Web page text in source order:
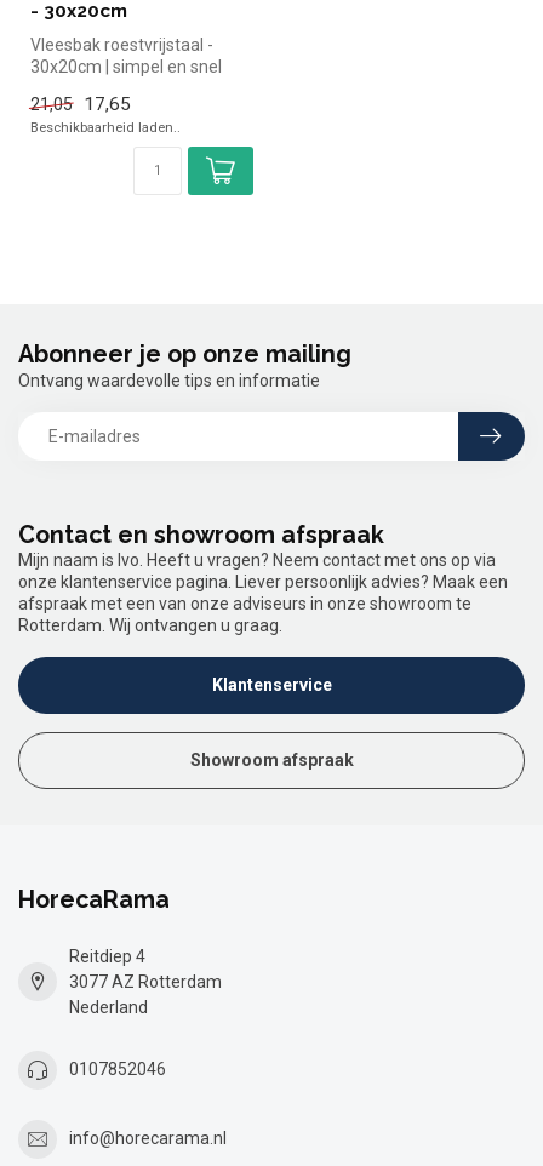
- 30x20cm
Vleesbak roestvrijstaal -
30x20cm | simpel en snel
Over...
21,05 17,65
Beschikbaarheid laden..
Contact en showroom afspraak
Mijn naam is Ivo. Heeft u vragen? Neem contact met ons op via
onze klantenservice pagina. Liever persoonlijk advies? Maak een
afspraak met een van onze adviseurs in onze showroom te
Rotterdam. Wij ontvangen u graag.
Klantenservice
Showroom afspraak
Abonneer je op onze mailing
Ontvang waardevolle tips en informatie
HorecaRama
Reitdiep 4
3077 AZ Rotterdam
Nederland
0107852046
info@horecarama.nl